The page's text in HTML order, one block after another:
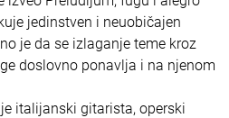
jedinstven i neuobičajen
je da se izlaganje teme kroz
doslovno ponavlja i na njenom
italijanski gitarista, operski